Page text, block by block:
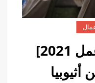
[طلب فيزا فيتنام عمل 2021]